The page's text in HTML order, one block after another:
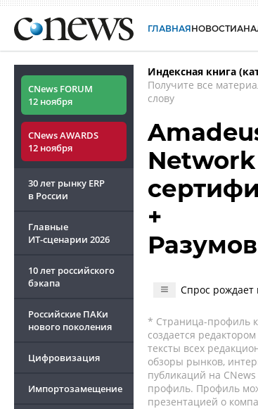
ГЛАВНАЯНОВОСТИ
CNews FORUM
12 ноября
CNews AWARDS
12 ноября
30 лет рынку ERP
в России
Главные
ИТ-сценарии 2026
10 лет российского
бэкапа
Российские ПАКи
нового поколения
Цифровизация
Импортозамещение
Индексная книга
Получите все
слову
+
Спрос рождает
* Страница-профиль
создается
тексты всех
обзоры рынков,
публикаций на
профиль. Профиль
презентацией о